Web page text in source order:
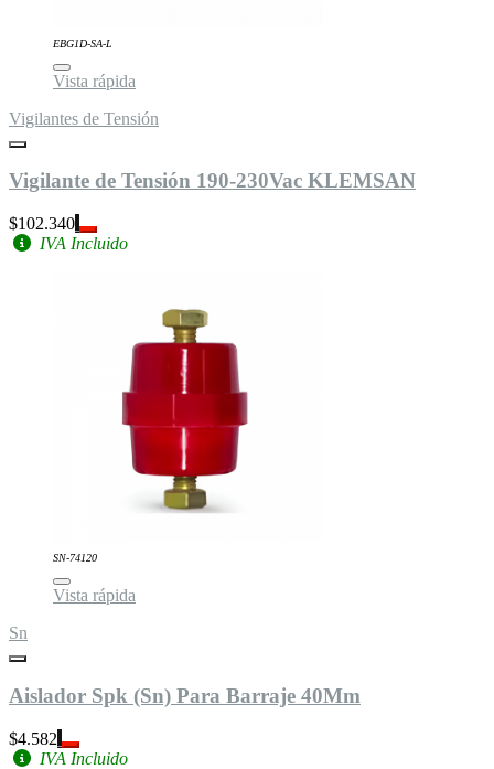
EBG1D-SA-L
Vista rápida
Vigilantes de Tensión
Vigilante de Tensión 190-230Vac KLEMSAN
$102.340
IVA Incluido
SN-74120
Vista rápida
Sn
Aislador Spk (Sn) Para Barraje 40Mm
$4.582
IVA Incluido